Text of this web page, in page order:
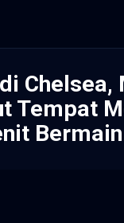
Chelsea,
Tempat
Bermain